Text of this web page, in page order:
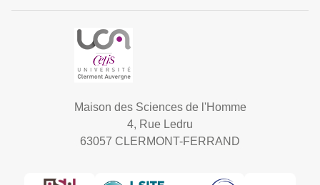
Maison des Sciences de l'Homme
4, Rue Ledru
63057 CLERMONT-FERRAND